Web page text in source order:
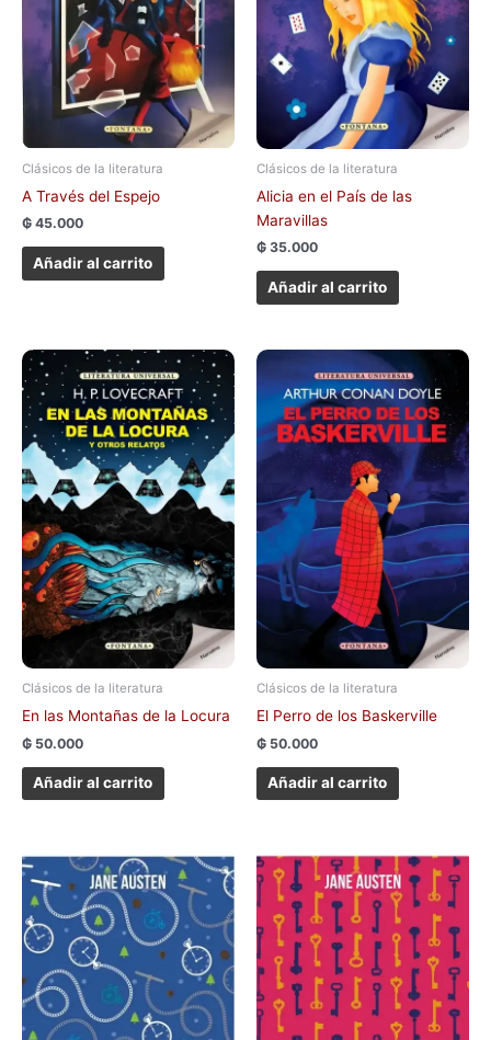
Clásicos de la literatura
A Través del Espejo
₲ 45.000
Añadir al carrito
Clásicos de la literatura
Alicia en el País de las
Maravillas
₲ 35.000
Añadir al carrito
Clásicos de la literatura
En las Montañas de la Locura
₲ 50.000
Añadir al carrito
Clásicos de la literatura
El Perro de los Baskerville
₲ 50.000
Añadir al carrito